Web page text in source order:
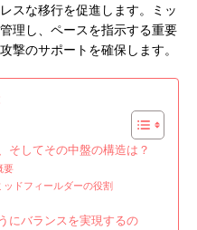
スな移行を促進します。ミッ
理し、ペースを指示する重要
撃のサポートを確保します。
そしてその中盤の構造は？
要
ドフィールダーの役割
にバランスを実現するの